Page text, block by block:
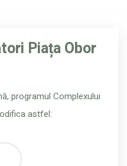
Piața Obor
programul Complexului
astfel: